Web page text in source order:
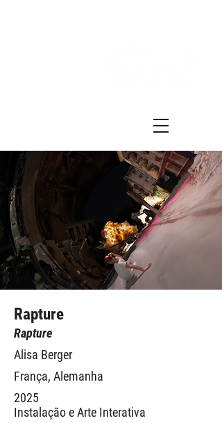
Rapture
Rapture
Alisa Berger
França, Alemanha
2025
Instalação e Arte Interativa